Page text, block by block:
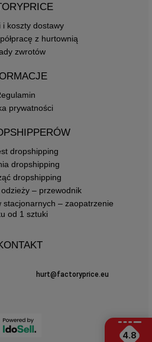
i koszty dostawy
z hurtownią
zwrotów
prywatności
dropshipping
dropshipping
dropshipping
– przewodnik
stacjonarnych – zaopatrzenie
od 1 sztuki
hurt@factoryprice.eu
4.8